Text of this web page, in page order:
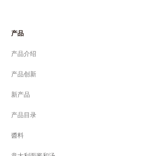
产品
产品介绍
产品创新
新产品
产品目录
醬料